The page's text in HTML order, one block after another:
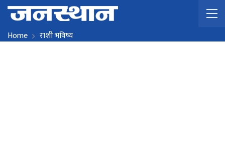
Home राशी भविष्य